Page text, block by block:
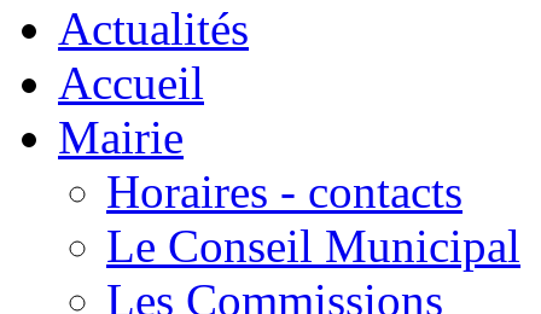
Actualités
Accueil
Mairie
Horaires - contacts
Le Conseil Municipal
Les Commissions